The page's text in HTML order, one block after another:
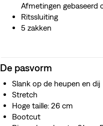
Afmetingen gebaseerd
Ritssluiting
5 zakken
De pasvorm
Slank op de heupen en dij
Stretch
Hoge taille: 26 cm
Bootcut